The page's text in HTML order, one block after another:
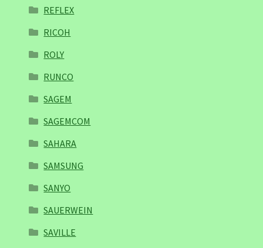
REFLEX
RICOH
ROLY
RUNCO
SAGEM
SAGEMCOM
SAHARA
SAMSUNG
SANYO
SAUERWEIN
SAVILLE